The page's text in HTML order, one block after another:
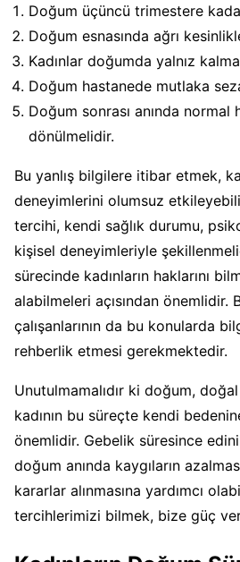
Doğum üçüncü trimestere
Doğum esnasında ağrı
Kadınlar doğumda yalnız
Doğum hastanede mutlaka
Doğum sonrası anında normal
dönülmelidir.
Bu yanlış bilgilere itibar etmek,
deneyimlerini olumsuz
tercihi, kendi sağlık durumu,
kişisel deneyimleriyle
sürecinde kadınların haklarını
alabilmeleri açısından önemlidir.
çalışanlarının da bu konularda
rehberlik etmesi gerekmektedir.
Unutulmamalıdır ki doğum,
kadının bu süreçte kendi
önemlidir. Gebelik süresince
doğum anında kaygıların
kararlar alınmasına yardımcı
tercihlerimizi bilmek, bize güç